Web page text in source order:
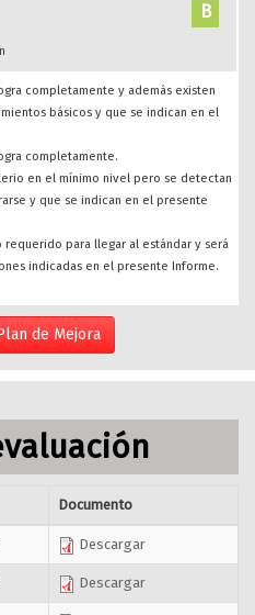
B
completamente y además existen
básicos y que se indican en el
completamente.
en el mínimo nivel pero se detectan
y que se indican en el presente
para llegar al estándar y será
indicadas en el presente Informe.
de Mejora
Documento
Descargar
Descargar